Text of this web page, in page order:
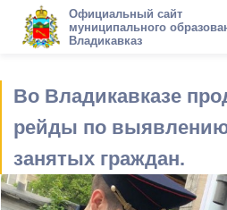
Официальный сайт
муниципального
Владикавказ
Во Владикавказе
рейды по
занятых граждан.